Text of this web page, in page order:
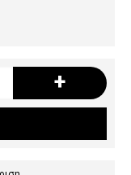
+